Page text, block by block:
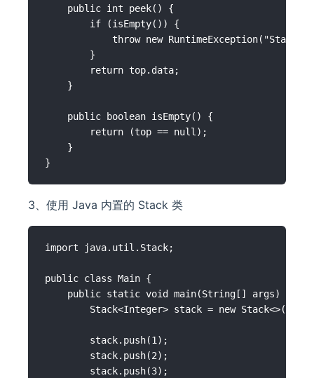
    public int peek() {
        if (isEmpty()) {
throw new RuntimeException("Stack
        }
        return top.data;
    }
    public boolean isEmpty() {
        return (top == null);
    }
3、使用 Java 内置的 Stack 类
import java.util.Stack;
public class Main {
    public static void main(String[] args) {
        Stack<Integer> stack = new Stack<>();
        stack.push(1);
        stack.push(2);
        stack.push(3);